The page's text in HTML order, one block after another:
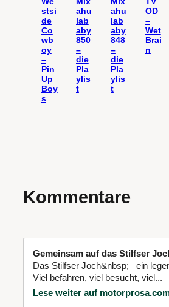
stsi
de
Co
wb
oy
–
Pin
Up
Boy
s
ahu
lab
aby
850
–
die
Pla
ylis
t
ahu
lab
aby
848
–
die
Pla
ylis
t
OD
–
Wet
Brai
n
Kommentare
Gemeinsam auf das Stilfser
Das Stilfser Joch&nbsp;– ein
Viel befahren, viel besucht, viel...
Lese weiter auf